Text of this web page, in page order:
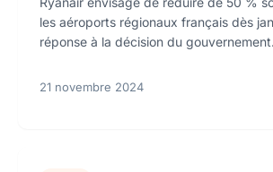
les aéroports régionaux français dès
réponse à la décision du gouvernement.
21 novembre 2024